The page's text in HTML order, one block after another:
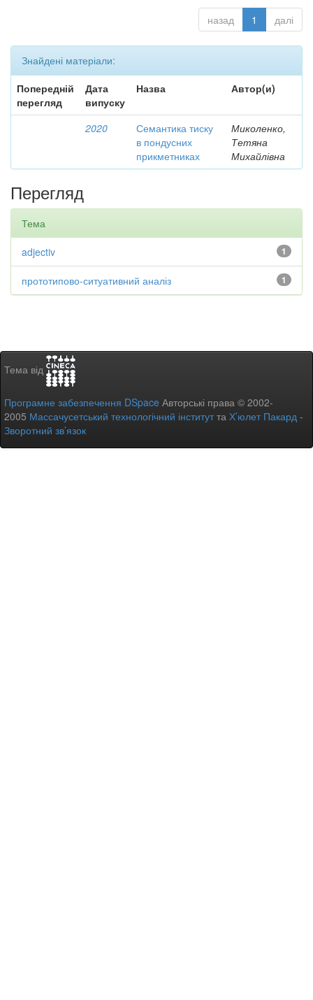
назад 1 далі
Знайдені матеріали:
Попередній
перегляд
Дата
випуску
Назва Автор(и)
2020
Семантика тиску
в пондусних
прикметниках
Миколенко,
Тетяна
Михайлівна
Перегляд
Тема
1
adjectiv
1
прототипово-ситуативний аналіз
Тема від
Програмне забезпечення DSpace Авторські права © 2002-
2005 Массачусетський технологічний інститутта Х’юлет Пакард -
Зворотний зв’язок